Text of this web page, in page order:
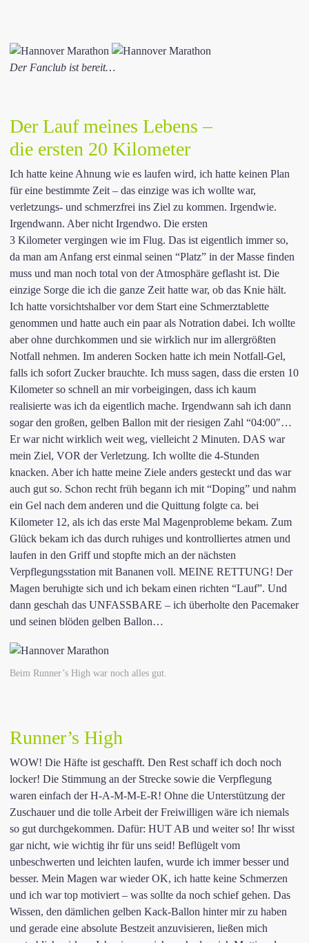
Der Fanclub ist bereit…
Der Lauf meines Lebens –
die ersten 20 Kilometer
Ich hatte keine Ahnung wie es laufen wird, ich hatte keinen Plan
für eine bestimmte Zeit – das einzige was ich wollte war,
verletzungs- und schmerzfrei ins Ziel zu kommen. Irgendwie.
Irgendwann. Aber nicht Irgendwo. Die ersten
3 Kilometer vergingen wie im Flug. Das ist eigentlich immer so,
da man am Anfang erst einmal seinen “Platz” in der Masse finden
muss und man noch total von der Atmosphäre geflasht ist. Die
einzige Sorge die ich die ganze Zeit hatte war, ob das Knie hält.
Ich hatte vorsichtshalber vor dem Start eine Schmerztablette
genommen und hatte auch ein paar als Notration dabei. Ich wollte
aber ohne durchkommen und sie wirklich nur im allergrößten
Notfall nehmen. Im anderen Socken hatte ich mein Notfall-Gel,
falls ich sofort Zucker brauchte. Ich muss sagen, dass die ersten 10
Kilometer so schnell an mir vorbeigingen, dass ich kaum
realisierte was ich da eigentlich mache. Irgendwann sah ich dann
sogar den großen, gelben Ballon mit der riesigen Zahl “04:00″…
Er war nicht wirklich weit weg, vielleicht 2 Minuten. DAS war
mein Ziel, VOR der Verletzung. Ich wollte die 4-Stunden
knacken. Aber ich hatte meine Ziele anders gesteckt und das war
auch gut so. Schon recht früh begann ich mit “Doping” und nahm
ein Gel nach dem anderen und die Quittung folgte ca. bei
Kilometer 12, als ich das erste Mal Magenprobleme bekam. Zum
Glück bekam ich das durch ruhiges und kontrolliertes atmen und
laufen in den Griff und stopfte mich an der nächsten
Verpflegungsstation mit Bananen voll. MEINE RETTUNG! Der
Magen beruhigte sich und ich bekam einen richten “Lauf”. Und
dann geschah das UNFASSBARE – ich überholte den Pacemaker
und seinen blöden gelben Ballon…
Beim Runner’s High war noch alles gut.
Runner’s High
WOW! Die Häfte ist geschafft. Den Rest schaff ich doch noch
locker! Die Stimmung an der Strecke sowie die Verpflegung
waren einfach der H-A-M-M-E-R! Ohne die Unterstützung der
Zuschauer und die tolle Arbeit der Freiwilligen wäre ich niemals
so gut durchgekommen. Dafür: HUT AB und weiter so! Ihr wisst
gar nicht, wie wichtig ihr für uns seid! Beflügelt vom
unbeschwerten und leichten laufen, wurde ich immer besser und
besser. Mein Magen war wieder OK, ich hatte keine Schmerzen
und ich war top motiviert – was sollte da noch schief gehen. Das
Wissen, den dämlichen gelben Kack-Ballon hinter mir zu haben
und gerade eine absolute Bestzeit anzuvisieren, ließen mich